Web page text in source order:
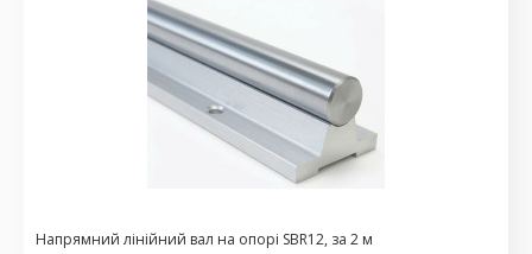
Напрямний лінійний вал на опорі SBR12, за 2 м